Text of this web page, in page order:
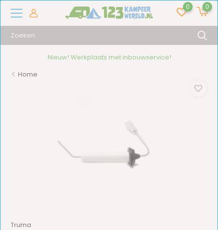
0 0
Nieuw! Werkplaats met inbouwservice!
Home
Truma